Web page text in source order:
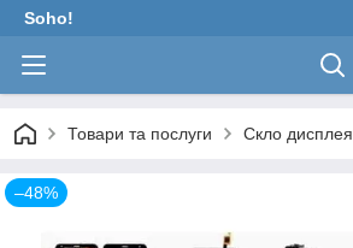
Soho!
Товари та послуги Скло дисплея
–48%